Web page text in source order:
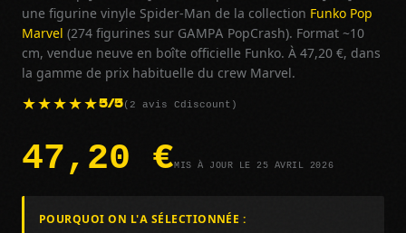
une figurine vinyle Spider-Man de la collection Funko Pop
Marvel (274 figurines sur GAMPA PopCrash). Format ~10
cm, vendue neuve en boîte officielle Funko. À 47,20 €, dans
la gamme de prix habituelle du crew Marvel.
5/5(2 avis Cdiscount)
47,20 €MIS À JOUR LE 25 AVRIL 2026
POURQUOI ON L'A SÉLECTIONNÉE :